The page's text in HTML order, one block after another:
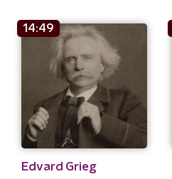
14:49
Edvard Grieg